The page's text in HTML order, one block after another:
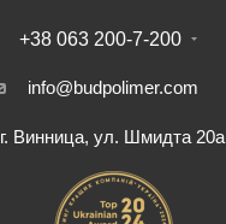
+38 063 200-7-200
info@budpolimer.com
г. Винница, ул. Шмидта 20а